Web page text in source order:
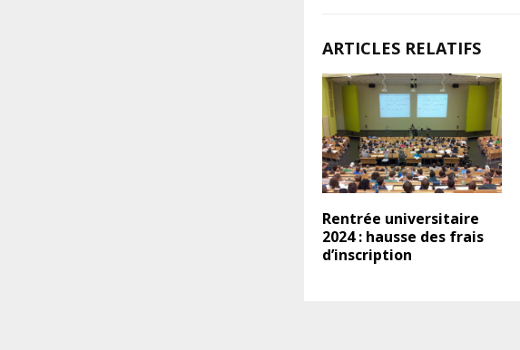
ARTICLES RELATIFS
Rentrée universitaire
2024 : hausse des frais
d’inscription